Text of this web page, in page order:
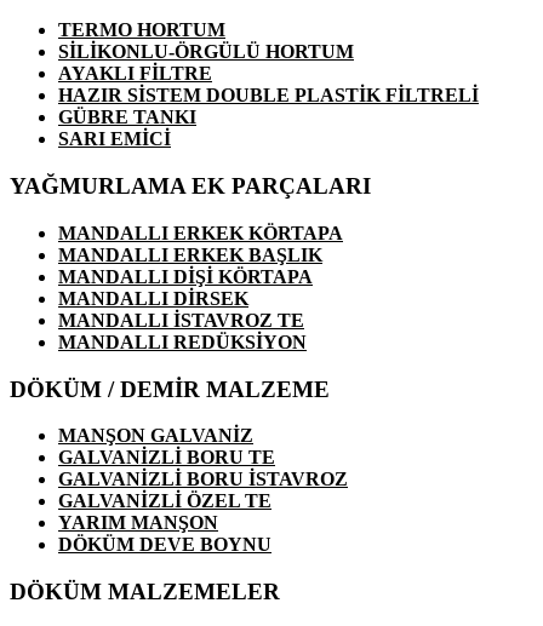
TERMO HORTUM
SİLİKONLU-ÖRGÜLÜ HORTUM
AYAKLI FİLTRE
HAZIR SİSTEM DOUBLE PLASTİK FİLTRELİ
GÜBRE TANKI
SARI EMİCİ
YAĞMURLAMA EK PARÇALARI
MANDALLI ERKEK KÖRTAPA
MANDALLI ERKEK BAŞLIK
MANDALLI DİŞİ KÖRTAPA
MANDALLI DİRSEK
MANDALLI İSTAVROZ TE
MANDALLI REDÜKSİYON
DÖKÜM / DEMİR MALZEME
MANŞON GALVANİZ
GALVANİZLİ BORU TE
GALVANİZLİ BORU İSTAVROZ
GALVANİZLİ ÖZEL TE
YARIM MANŞON
DÖKÜM DEVE BOYNU
DÖKÜM MALZEMELER